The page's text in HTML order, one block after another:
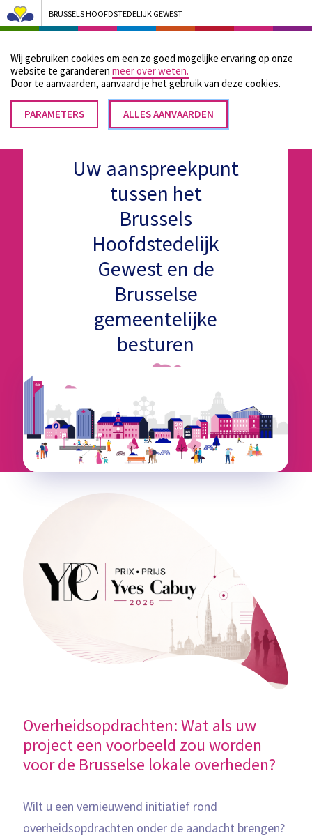
Wij gebruiken cookies om een zo goed mogelijke ervaring op onze
website te garanderen meer over weten.
Door te aanvaarden, aanvaard je het gebruik van deze cookies.
PARAMETERS ALLES AANVAARDEN
TOESTEMMING
INTREKKEN
BRUSSELS HOOFDSTEDELIJK GEWEST
Bruxelles Pouvoirs Locaux - Aller à la page d'accueil
Menu
Uw aanspreekpunt
tussen het
Brussels
Hoofdstedelijk
Gewest en de
Brusselse
gemeentelijke
besturen
Overheidsopdrachten: Wat als uw
project een voorbeeld zou worden
voor de Brusselse lokale overheden?
Wilt u een vernieuwend initiatief rond
overheidsopdrachten onder de aandacht brengen?